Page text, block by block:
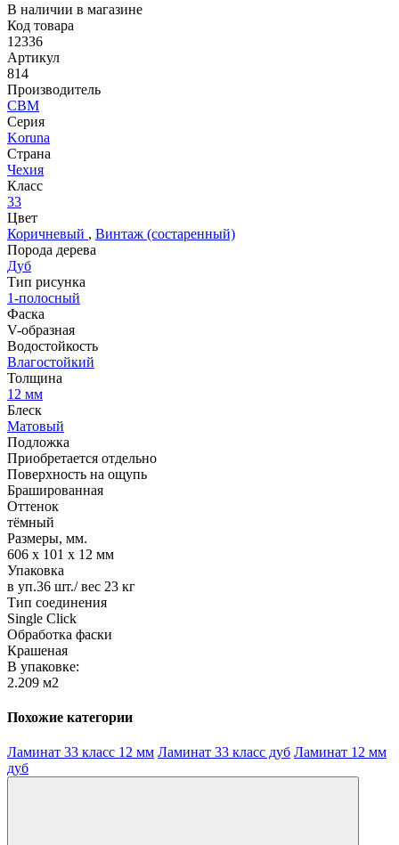
В наличии в магазине
Код товара
12336
Артикул
814
Производитель
CBM
Серия
Koruna
Страна
Чехия
Класс
33
Цвет
Коричневый , Винтаж (состаренный)
Порода дерева
Дуб
Тип рисунка
1-полосный
Фаска
V-образная
Водостойкость
Влагостойкий
Толщина
12 мм
Блеск
Матовый
Подложка
Приобретается отдельно
Поверхность на ощупь
Брашированная
Оттенок
тёмный
Размеры, мм.
606 х 101 х 12 мм
Упаковка
в уп.36 шт./ вес 23 кг
Тип соединения
Single Click
Обработка фаски
Крашеная
В упаковке:
2.209 м2
Похожие категории
Ламинат 33 класс 12 мм Ламинат 33 класс дуб Ламинат 12 мм
дуб